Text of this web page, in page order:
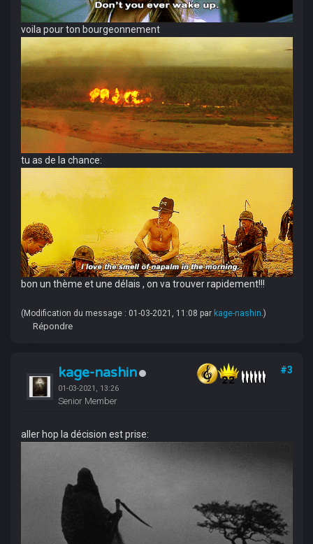
voila pour ton bourgeonnement
tu as de la chance:
bon un thème et une délais , on va trouver rapidement!!!
(Modification du message : 01-03-2021, 11:08 par kage-nashin .)
Répondre
kage-nashin
01-03-2021, 13:26
Senior Member
#3
aller hop la décision est prise: